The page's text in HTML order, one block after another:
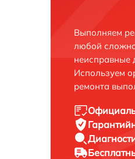
Выполняем
любой
неисправные
Используем
ремонта